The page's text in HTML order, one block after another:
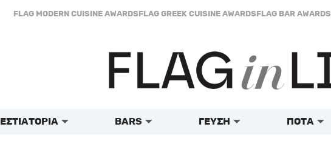
FLAG MODERN CUISINE AWARDSFLAG GREEK CUISINE AWARDSFLAG BAR AWARDS
ΕΣΤΙΑΤΟΡΙΑ BARS ΓΕΥΣΗ ΠΟΤΑ